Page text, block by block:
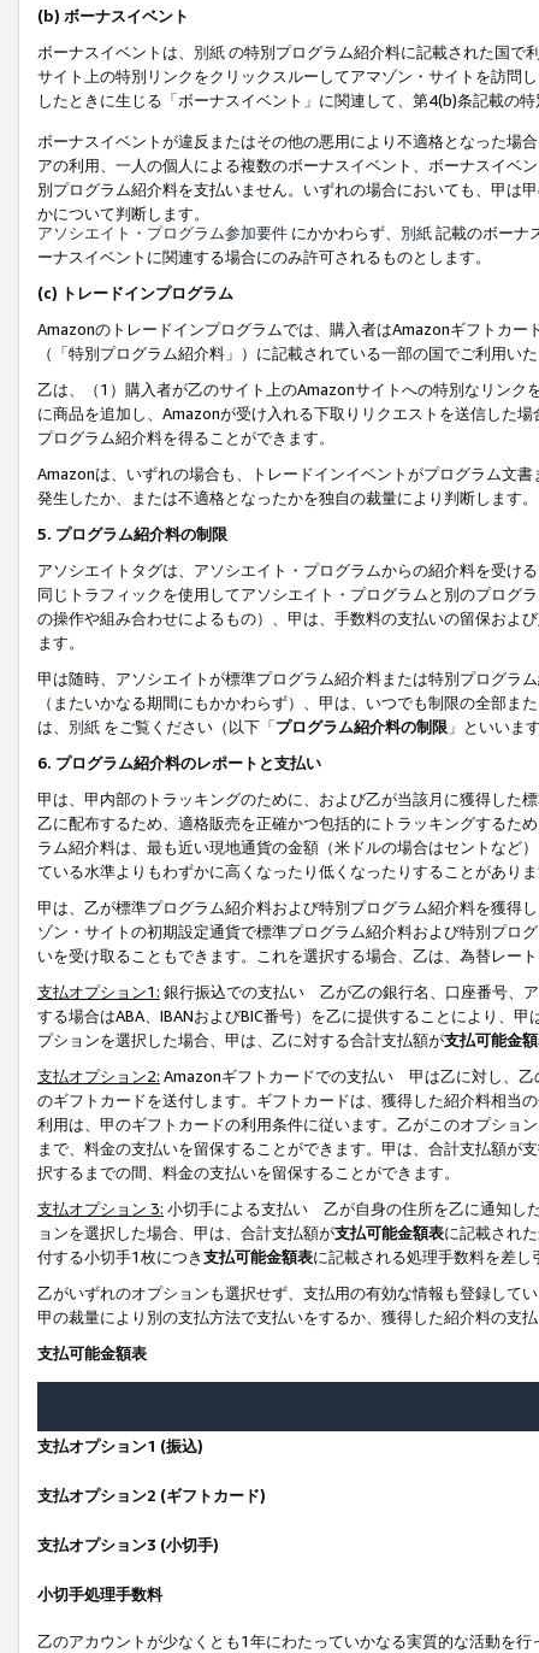
(b) ボーナスイベント
ボーナスイベントは、 別紙の特別プログラム紹介料に記載された国で
サイト上の特別リンクをクリックスルーしてアマゾン・サイトを訪問
したときに生じる「ボーナスイベント」に関連して、第4(b)条記載の
ボーナスイベントが違反またはその他の悪用により不適格となった場
アの利用、一人の個人による複数のボーナスイベント、ボーナスイベ
別プログラム紹介料を支払いません。いずれの場合においても、甲は
かについて判断します。
アソシエイト・プログラム参加要件 にかかわらず、 別紙記載のボーナ
ーナスイベントに関連する場合にのみ許可されるものとします。
(c) トレードインプログラム
Amazonのトレードインプログラムでは、購入者はAmazonギフトカ
（「特別プログラム紹介料」）に記載されている一部の国でご利用い
乙は、（1）購入者が乙のサイト上のAmazonサイトへの特別なリン
に商品を追加し、Amazonが受け入れる下取りリクエストを送信した
プログラム紹介料を得ることができます。
Amazonは、いずれの場合も、トレードインイベントがプログラム文
発生したか、または不適格となったかを独自の裁量により判断します。
5. プログラム紹介料の制限
アソシエイトタグは、アソシエイト・プログラムからの紹介料を受け
同じトラフィックを使用してアソシエイト・プログラムと別のプログ
の操作や組み合わせによるもの）、甲は、手数料の支払いの留保およ
ます。
甲は随時、アソシエイトが標準プログラム紹介料または特別プログラ
（またいかなる期間にもかかわらず）、甲は、いつでも制限の全部
は、 別紙 をご覧ください（以下「プログラム紹介料の制限 」といいま
6. プログラム紹介料のレポートと支払い
甲は、甲内部のトラッキングのために、および乙が当該月に獲得した
乙に配布するため、適格販売を正確かつ包括的にトラッキングするた
ラム紹介料は、最も近い現地通貨の金額（米ドルの場合はセントなど
ている水準よりもわずかに高くなったり低くなったりすることがあり
甲は、乙が標準プログラム紹介料および特別プログラム紹介料を獲得
ゾン・サイトの初期設定通貨で標準プログラム紹介料および特別プロ
いを受け取ることもできます。これを選択する場合、乙は、為替レー
支払オプション1: 銀行振込での支払い 乙が乙の銀行名、口座番号、
する場合はABA、IBANおよびBIC番号）を乙に提供することにより、
プションを選択した場合、甲は、乙に対する合計支払額が支払可能金
支払オプション2: Amazonギフトカードでの支払い 甲は乙に対し、乙
のギフトカードを送付します。ギフトカードは、獲得した紹介料相当
利用は、甲のギフトカードの利用条件に従います。乙がこのオプショ
まで、料金の支払いを留保することができます。甲は、合計支払額が
択するまでの間、料金の支払いを留保することができます。
支払オプション 3: 小切手による支払い 乙が自身の住所を乙に通知し
ョンを選択した場合、甲は、合計支払額が支払可能金額表に記載され
付する小切手1枚につき支払可能金額表に記載される処理手数料を差し
乙がいずれのオプションも選択せず、支払用の有効な情報も登録して
甲の裁量により別の支払方法で支払いをするか、獲得した紹介料の支
支払可能金額表
支払オプション1 (振込)
支払オプション2 (ギフトカード)
支払オプション3 (小切手)
小切手処理手数料
乙のアカウントが少なくとも1年にわたっていかなる実質的な活動を